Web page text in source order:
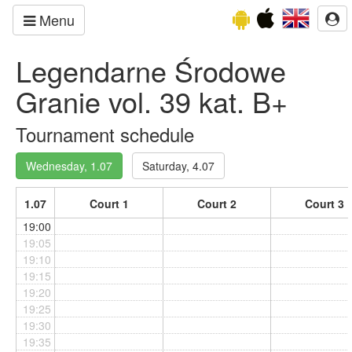
Menu
Legendarne Środowe
Granie vol. 39 kat. B+
Tournament schedule
Wednesday, 1.07 Saturday, 4.07
1.07 Court 1 Court 2 Court 3
19:00
19:05
19:10
19:15
19:20
19:25
19:30
19:35